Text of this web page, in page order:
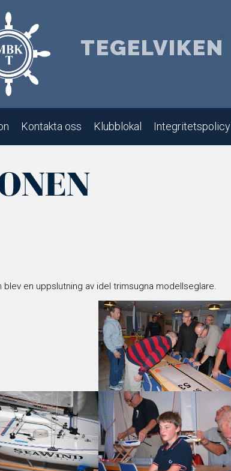
TEGELVIKEN
Kontakta oss Klubblokal Integritetspolicy
en uppslutning av idel trimsugna modellseglare.